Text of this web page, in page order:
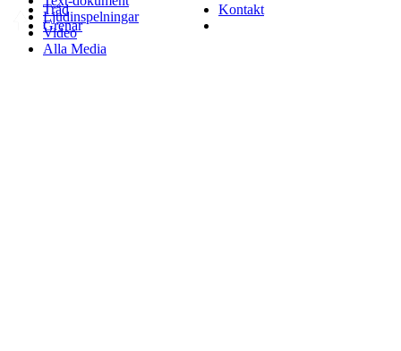
Ljudinspelningar
Video
Alla Media
Träd
Grenar
Kontakt